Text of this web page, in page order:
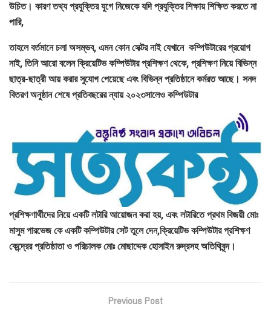
উচিত। কারণ তথ্য প্রযুক্তির যুগে নিজেকে যদি প্রযুক্তির শিক্ষায় শিক্ষিত করতে না
পারি,
তাহলে বর্তমানে চলা অসম্ভব, এমন কোন সেক্টর নাই যেখানে কম্পিউটারের প্রয়োগ
নাই, তিনি আরো বলেন ক্রিয়েটিভ কম্পিউটার প্রশিক্ষণ থেকে, প্রশিক্ষণ নিয়ে বিভিন্ন
ছাত্র-ছাত্রী আয় করার সুযোগ পেয়েছে এবং বিভিন্ন প্রতিষ্ঠানে কর্মরত আছে। সনদ
বিতরণ অনুষ্ঠান শেষে প্রতিবছরের ন্যায় ২০২৩সালেও কম্পিউটার
প্রশিক্ষণার্থীদের নিয়ে একটি লটারি আয়োজন করা হয়, এবং লটারিতে প্রথম বিজয়ী মোঃ
মাসুম পারভেজ কে একটি কম্পিউটার সেট তুলে দেন,ক্রিয়েটিভ কম্পিউটার প্রশিক্ষণ
কেন্দ্রের প্রতিষ্ঠাতা ও পরিচালক মোঃ মোছাদ্দেক হোসাইন রুদ্রসহ অতিথিবৃন্দ।
Previous Post